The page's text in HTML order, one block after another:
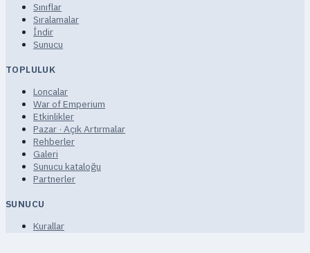
Sınıflar
Sıralamalar
İndir
Sunucu
TOPLULUK
Loncalar
War of Emperium
Etkinlikler
Pazar · Açık Artırmalar
Rehberler
Galeri
Sunucu kataloğu
Partnerler
SUNUCU
Kurallar